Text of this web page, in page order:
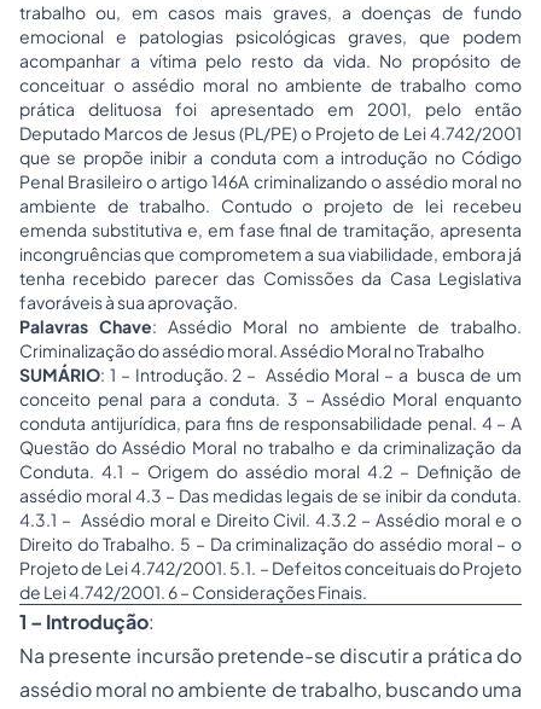
trabalho ou, em casos mais graves, a doenças de fundo
emocional e patologias psicológicas graves, que podem
acompanhar a vítima pelo resto da vida. No propósito de
conceituar o assédio moral no ambiente de trabalho como
prática delituosa foi apresentado em 2001, pelo então
Deputado Marcos de Jesus (PL/PE) o Projeto de Lei 4.742/2001
que se propõe inibir a conduta com a introdução no Código
Penal Brasileiro o artigo 146A criminalizando o assédio moral no
ambiente de trabalho. Contudo o projeto de lei recebeu
emenda substitutiva e, em fase final de tramitação, apresenta
incongruências que comprometem a sua viabilidade, embora já
tenha recebido parecer das Comissões da Casa Legislativa
favoráveis à sua aprovação.
Palavras Chave: Assédio Moral no ambiente de trabalho.
Criminalização do assédio moral. Assédio Moral no Trabalho
SUMÁRIO: 1 – Introdução. 2 – Assédio Moral – a busca de um
conceito penal para a conduta. 3 – Assédio Moral enquanto
conduta antijurídica, para fins de responsabilidade penal. 4 – A
Questão do Assédio Moral no trabalho e da criminalização da
Conduta. 4.1 – Origem do assédio moral 4.2 – Definição de
assédio moral 4.3 – Das medidas legais de se inibir da conduta.
4.3.1 – Assédio moral e Direito Civil. 4.3.2 – Assédio moral e o
Direito do Trabalho. 5 – Da criminalização do assédio moral – o
Projeto de Lei 4.742/2001. 5.1. – Defeitos conceituais do Projeto
de Lei 4.742/2001. 6 – Considerações Finais.
1 – Introdução:
Na presente incursão pretende-se discutir a prática do
assédio moral no ambiente de trabalho, buscando uma